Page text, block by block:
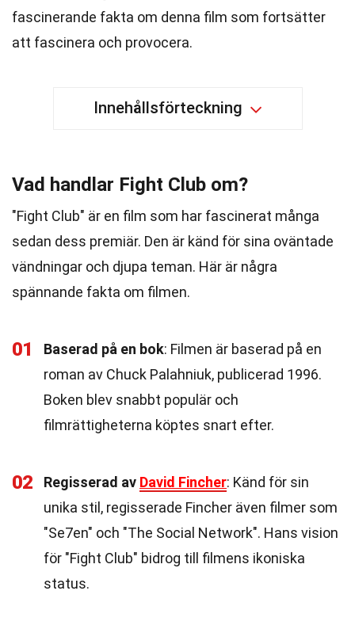
fascinerande fakta om denna film som fortsätter
att fascinera och provocera.
Innehållsförteckning
Vad handlar Fight Club om?
"Fight Club" är en film som har fascinerat många
sedan dess premiär. Den är känd för sina oväntade
vändningar och djupa teman. Här är några
spännande fakta om filmen.
01 Baserad på en bok: Filmen är baserad på en
roman av Chuck Palahniuk, publicerad 1996.
Boken blev snabbt populär och
filmrättigheterna köptes snart efter.
02 Regisserad av David Fincher: Känd för sin
unika stil, regisserade Fincher även filmer som
"Se7en" och "The Social Network". Hans vision
för "Fight Club" bidrog till filmens ikoniska
status.